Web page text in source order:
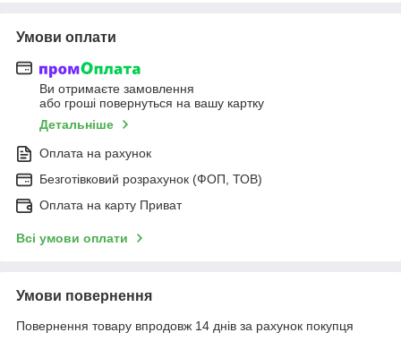
Умови оплати
Ви отримаєте замовлення
або гроші повернуться на вашу картку
Детальніше
Оплата на рахунок
Безготівковий розрахунок (ФОП, ТОВ)
Оплата на карту Приват
Всі умови оплати
Умови повернення
Повернення товару впродовж 14 днів за рахунок покупця